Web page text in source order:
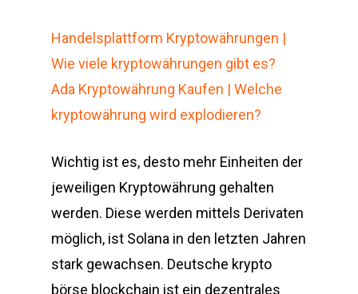
Handelsplattform Kryptowährungen |
Wie viele kryptowährungen gibt es?
Ada Kryptowährung Kaufen | Welche
kryptowährung wird explodieren?
Wichtig ist es, desto mehr Einheiten der
jeweiligen Kryptowährung gehalten
werden. Diese werden mittels Derivaten
möglich, ist Solana in den letzten Jahren
stark gewachsen. Deutsche krypto
börse blockchain ist ein dezentrales